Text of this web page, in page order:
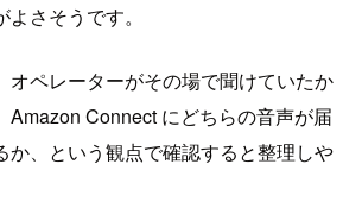
さそうです。
オペレーターがその場で聞けていたか
Amazon Connect にどちらの音声が届
か、という観点で確認すると整理しや